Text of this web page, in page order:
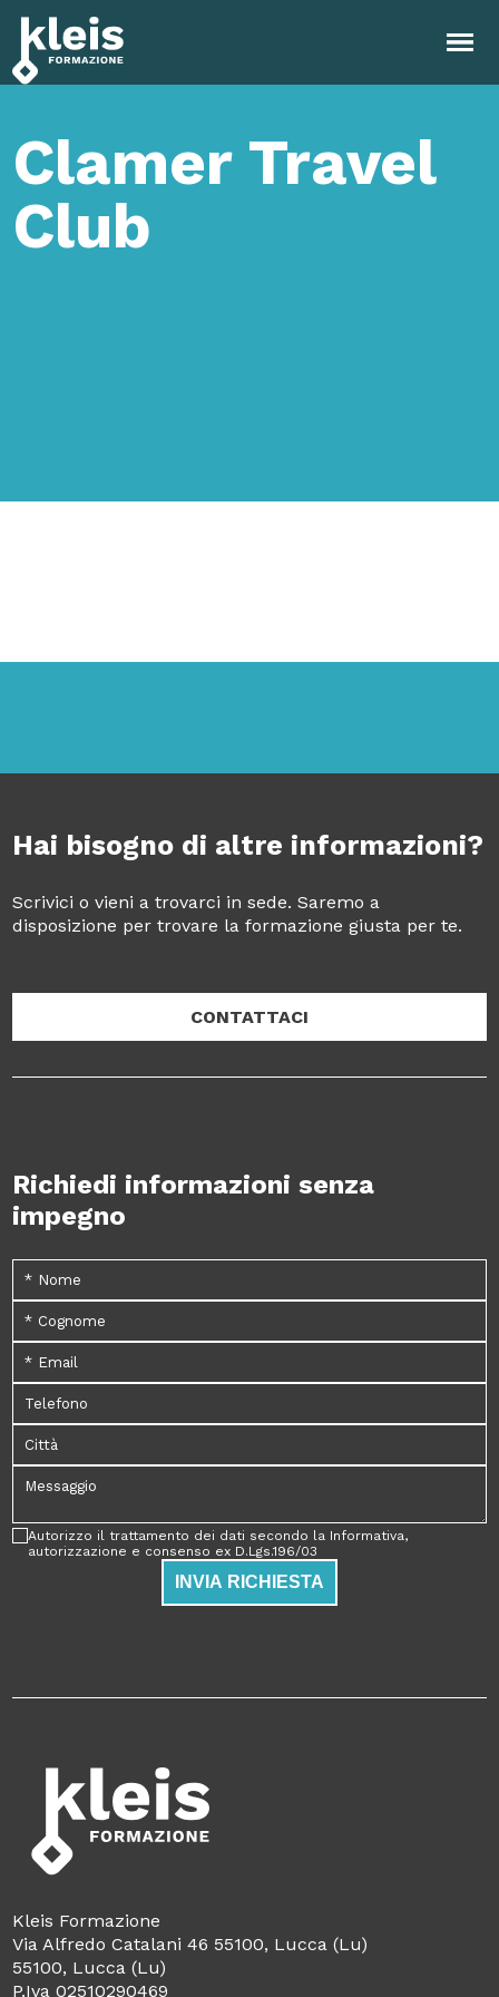
Instagram
Facebook
Tiktok
Clamer Travel
Club
Hai bisogno di altre informazioni?
Scrivici o vieni a trovarci in sede. Saremo a
disposizione per trovare la formazione giusta per te.
CONTATTACI
Richiedi informazioni senza
impegno
Autorizzo il trattamento dei dati secondo la Informativa,
autorizzazione e consenso ex D.Lgs.196/03
INVIA RICHIESTA
Kleis Formazione
Via Alfredo Catalani 46 55100, Lucca (Lu)
55100, Lucca (Lu)
P.Iva 02510290469